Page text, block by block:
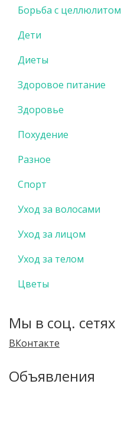
Борьба с целлюлитом
Дети
Диеты
Здоровое питание
Здоровье
Похудение
Разное
Спорт
Уход за волосами
Уход за лицом
Уход за телом
Цветы
Мы в соц. сетях
ВКонтакте
Объявления